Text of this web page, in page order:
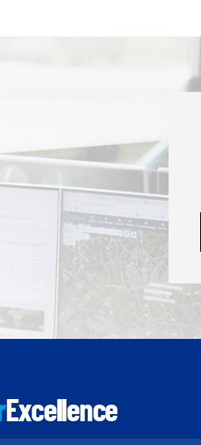
Excellence